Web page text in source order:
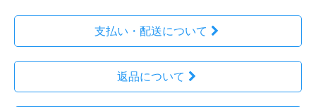
支払い・配送について
返品について